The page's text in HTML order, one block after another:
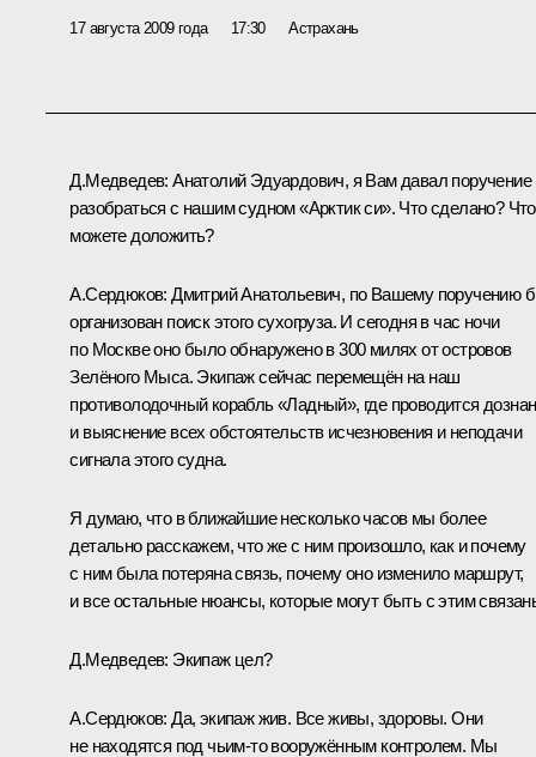
17 августа 2009 года 17:30 Астрахань
Д.Медведев: Анатолий Эдуардович, я Вам давал поручение
разобраться с нашим судном «Арктик си». Что сделано? Что
можете доложить?
А.Сердюков: Дмитрий Анатольевич, по Вашему поручению
организован поиск этого сухогруза. И сегодня в час ночи
по Москве оно было обнаружено в 300 милях от островов
Зелёного Мыса. Экипаж сейчас перемещён на наш
противолодочный корабль «Ладный», где проводится
и выяснение всех обстоятельств исчезновения и неподачи
сигнала этого судна.
Я думаю, что в ближайшие несколько часов мы более
детально расскажем, что же с ним произошло, как и почему
с ним была потеряна связь, почему оно изменило маршрут,
и все остальные нюансы, которые могут быть с этим
Д.Медведев: Экипаж цел?
А.Сердюков: Да, экипаж жив. Все живы, здоровы. Они
не находятся под чьим‑то вооружённым контролем. Мы